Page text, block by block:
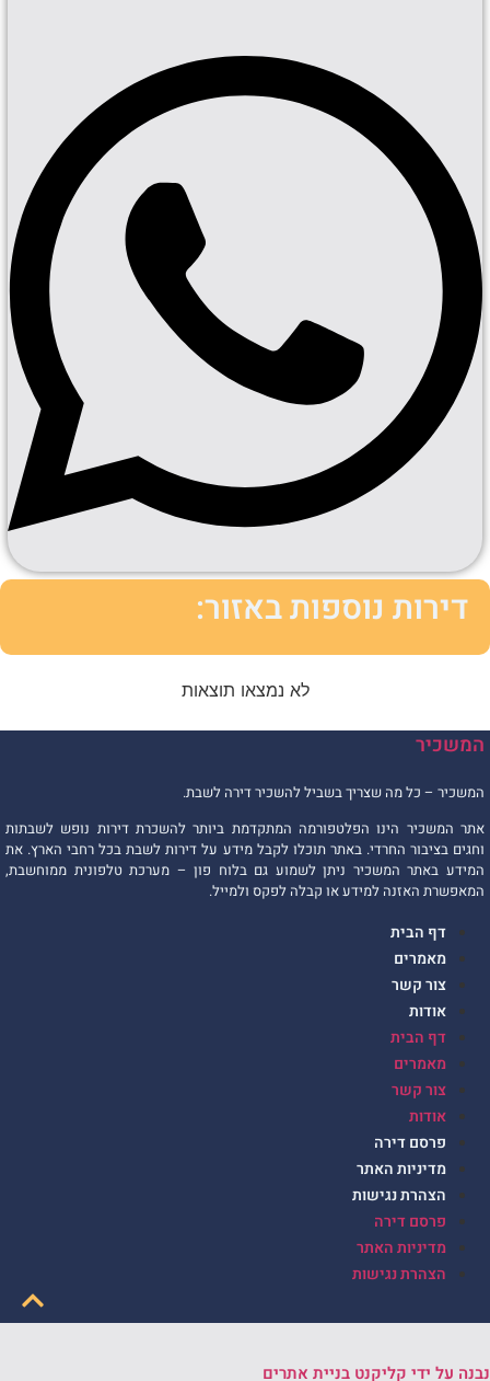
דירות נוספות באזור:
לא נמצאו תוצאות
המשכיר
המשכיר – כל מה שצריך בשביל להשכיר דירה לשבת.
אתר המשכיר הינו הפלטפורמה המתקדמת ביותר להשכרת דירות נופש לשבתות
וחגים בציבור החרדי. באתר תוכלו לקבל מידע על דירות לשבת בכל רחבי הארץ. את
המידע באתר המשכיר ניתן לשמוע גם בלוח פון – מערכת טלפונית ממוחשבת,
המאפשרת האזנה למידע או קבלה לפקס ולמייל.
דף הבית
מאמרים
צור קשר
אודות
דף הבית
מאמרים
צור קשר
אודות
פרסם דירה
מדיניות האתר
הצהרת נגישות
פרסם דירה
מדיניות האתר
הצהרת נגישות
נבנה על ידי קליקנט בניית אתרים